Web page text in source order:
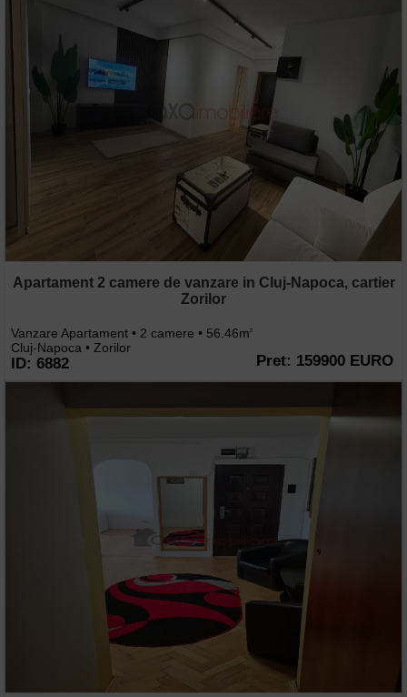
Apartament 2 camere de vanzare in Cluj-Napoca, cartier
Zorilor
Vanzare Apartament • 2 camere • 56.46m2
Cluj-Napoca • Zorilor
ID: 6882 Pret: 159900 EURO